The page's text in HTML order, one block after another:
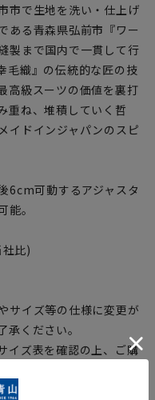
市で生地を洗い・仕上げ
ある青森県弘前市『ワー
製まで国内で一貫して行
毛織』の伝統的な匠の技
高級スーツの価値を裏打
重ね、堆積していく哲
イドインジャパンのスピ
6cm可動するアジャスタ
。
比)
サイズ等の仕様に変更が
ください。
イズ表を確認の上、ご購
や実際のサイズ表に若